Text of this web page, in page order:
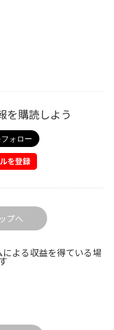
を購読しよう
プへ
よる収益を得ている場